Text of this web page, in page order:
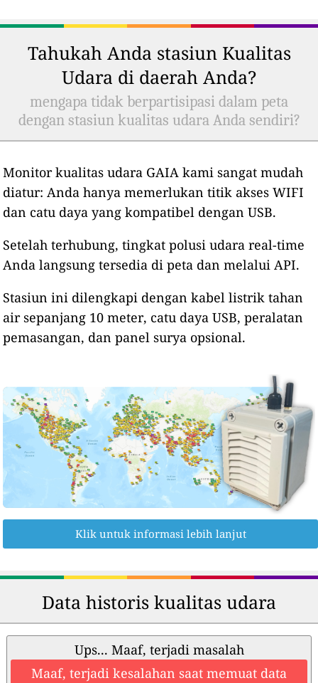
Tahukah Anda stasiun Kualitas
Udara di daerah Anda?
mengapa tidak berpartisipasi dalam peta
dengan stasiun kualitas udara Anda sendiri?
Monitor kualitas udara GAIA kami sangat mudah
diatur: Anda hanya memerlukan titik akses WIFI
dan catu daya yang kompatibel dengan USB.
Setelah terhubung, tingkat polusi udara real-time
Anda langsung tersedia di peta dan melalui API.
Stasiun ini dilengkapi dengan kabel listrik tahan
air sepanjang 10 meter, catu daya USB, peralatan
pemasangan, dan panel surya opsional.
Klik untuk informasi lebih lanjut
Data historis kualitas udara
Ups... Maaf, terjadi masalah
Maaf, terjadi kesalahan saat memuat data